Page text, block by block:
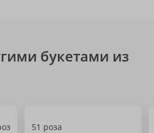
букетами из
51 роза